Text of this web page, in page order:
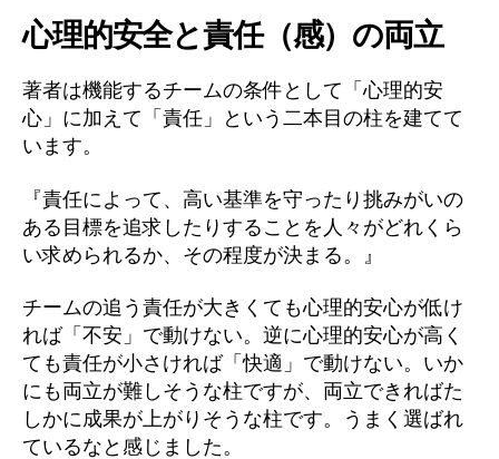
心理的安全と責任（感）の両立
著者は機能するチームの条件として「心理的安
心」に加えて「責任」という二本目の柱を建てて
います。
『責任によって、高い基準を守ったり挑みがいの
ある目標を追求したりすることを人々がどれくら
い求められるか、その程度が決まる。』
チームの追う責任が大きくても心理的安心が低け
れば「不安」で動けない。逆に心理的安心が高く
ても責任が小さければ「快適」で動けない。いか
にも両立が難しそうな柱ですが、両立できればた
しかに成果が上がりそうな柱です。うまく選ばれ
ているなと感じました。